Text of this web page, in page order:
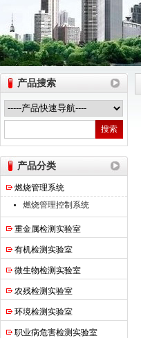
热之点实验室设备（上海）有限公司
产品搜索
产品分类
燃烧管理系统
燃烧管理控制系统
重金属检测实验室
有机检测实验室
微生物检测实验室
农残检测实验室
环境检测实验室
职业病危害检测实验室